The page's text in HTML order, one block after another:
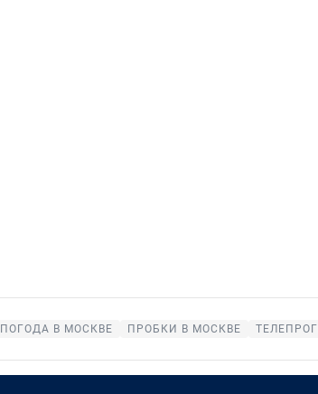
ПОГОДА В МОСКВЕ ПРОБКИ В МОСКВЕ